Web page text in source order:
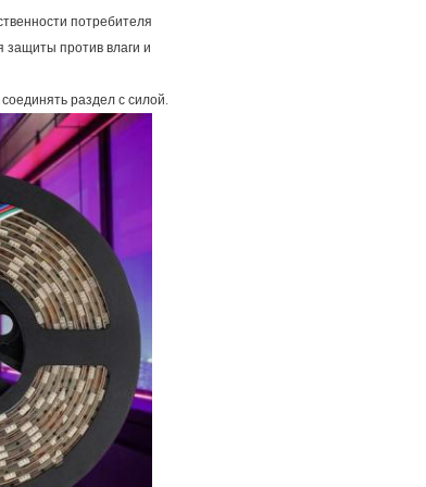
потребителя
защиты против влаги и
раздел с силой.